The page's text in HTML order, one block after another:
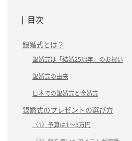
目次
銀婚式とは？
銀婚式は「結婚25周年」のお祝い
銀婚式の由来
日本での銀婚式と金婚式
銀婚式のプレゼントの選び方
（1）予算は1～3万円